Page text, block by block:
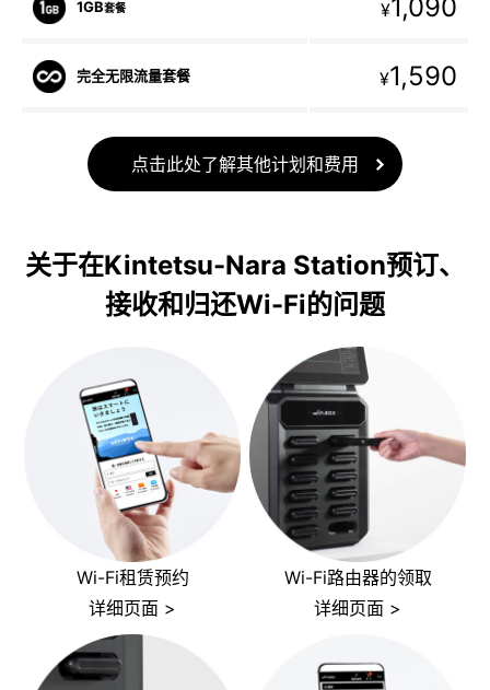
1GB套餐 ¥1,090
完全无限流量套餐 ¥1,590
点击此处了解其他计划和费用
关于在Kintetsu-Nara Station预订、
接收和归还Wi-Fi的问题
Wi-Fi租赁预约
详细页面 >
Wi-Fi路由器的领取
详细页面 >